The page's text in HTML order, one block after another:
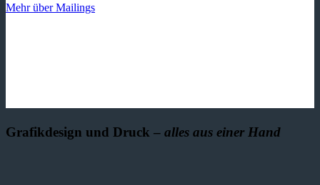
Mehr über Mailings
Grafikdesign und Druck – alles aus einer Hand